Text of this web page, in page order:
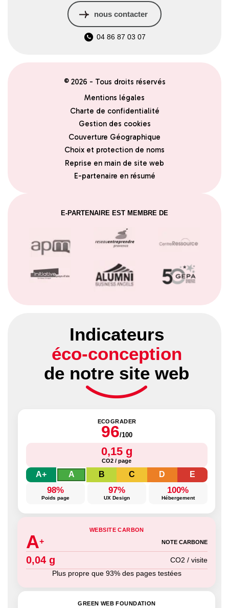
nous contacter
04 86 87 03 07
© 2026 - Tous droits réservés
Mentions légales
Charte de confidentialité
Gestion des cookies
Couverture Géographique
Choix et protection de noms
Reprise en main de site web
E-partenaire en résumé
E-PARTENAIRE EST MEMBRE DE
Indicateurs
éco-conception
de notre site web
ECOGRADER
96/100
0,15 g
CO2 / page
A+ A B C D E
98%
Poids page
97%
UX Design
100%
Hébergement
WEBSITE CARBON
A+ NOTE CARBONE
0,04 g
CO2 / visite
Plus propre que 93% des pages testées
GREEN WEB FOUNDATION